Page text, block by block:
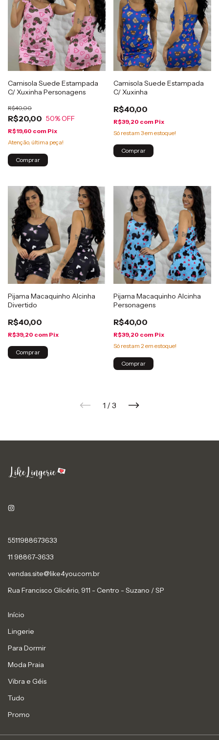
Camisola Suede Estampada
C/ Xuxinha Personagens
R$20,00
R$40,00
50% OFF
R$19,60 com Pix
Atenção, última peça!
Comprar
Camisola Suede Estampada
C/ Xuxinha
R$40,00
R$39,20 com Pix
Só restam 3em estoque!
Comprar
Pijama Macaquinho Alcinha
Divertido
R$40,00
R$39,20 com Pix
Comprar
Pijama Macaquinho Alcinha
Personagens
R$40,00
R$39,20 com Pix
Só restam 2em estoque!
Comprar
1 / 3
5511988673633
11 98867-3633
vendas.site@like4you.com.br
Rua Francisco Glicério, 911 - Centro - Suzano / SP
Início
Lingerie
Para Dormir
Moda Praia
Vibra e Géis
Tudo
Promo